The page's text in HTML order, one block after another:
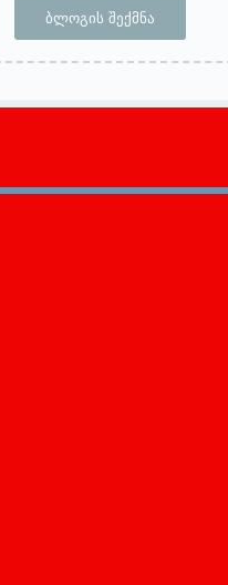
ᲑᲚᲝᲒᲘᲡ ᲨᲔᲥᲛᲜᲐ